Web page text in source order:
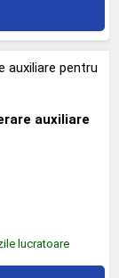
auxiliare
lucratoare